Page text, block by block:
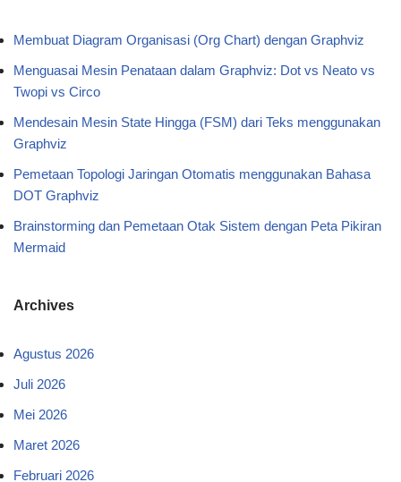
Membuat Diagram Organisasi (Org Chart) dengan Graphviz
Menguasai Mesin Penataan dalam Graphviz: Dot vs Neato vs
Twopi vs Circo
Mendesain Mesin State Hingga (FSM) dari Teks menggunakan
Graphviz
Pemetaan Topologi Jaringan Otomatis menggunakan Bahasa
DOT Graphviz
Brainstorming dan Pemetaan Otak Sistem dengan Peta Pikiran
Mermaid
Archives
Agustus 2026
Juli 2026
Mei 2026
Maret 2026
Februari 2026